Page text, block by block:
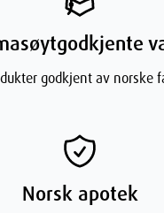
Barbadensis, Glycerin (fra
Jojobaolje),
(margosa neem),
(Bivoks), Biosaccaride
(Grapefruktkjerneekstrakt),
Capryloyl glycin (fra solsikke
Bergamottolje), Citrus
godkjent av norske
Norsk apotek